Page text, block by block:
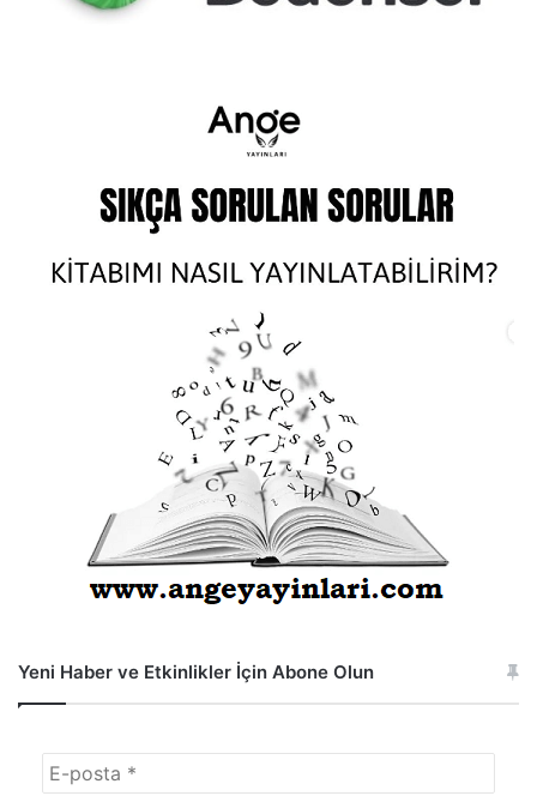
Yeni Haber ve Etkinlikler İçin Abone Olun